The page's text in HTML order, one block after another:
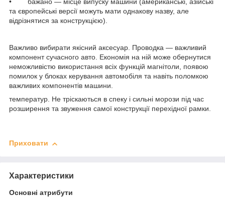
• бажано — місце випуску машини (американські, азійські
та європейські версії можуть мати однакову назву, але
відрізнятися за конструкцією).
Важливо вибирати якісний аксесуар. Проводка — важливий
компонент сучасного авто. Економія на ній може обернутися
неможливістю використання всіх функцій магнітоли, появою
помилок у блоках керування автомобіля та навіть поломкою
важливих компонентів машини.
температур. Не тріскаються в спеку і сильні морози під час
розширення та звуження самої конструкції перехідної рамки.
Приховати
Характеристики
Основні атрибути